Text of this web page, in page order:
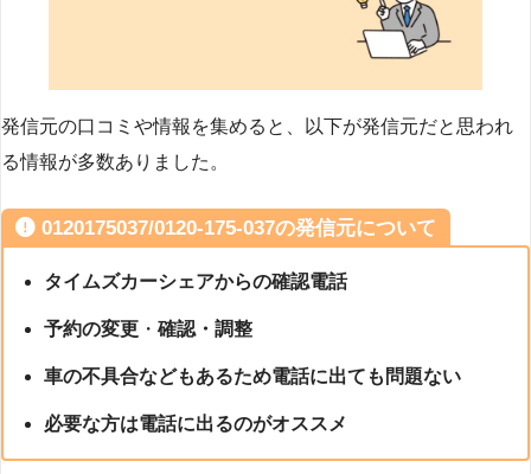
発信元の口コミや情報を集めると、以下が発信元だと思われ
る情報が多数ありました。
0120175037/0120-175-037の発信元について
タイムズカーシェアからの確認電話
予約の変更 ・確認・調整
車の不具合などもあるため電話に出ても問題ない
必要な方は電話に出るのがオススメ